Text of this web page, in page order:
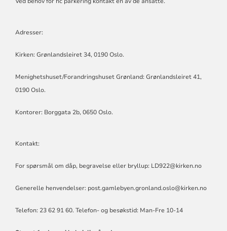
Adresser:
Kirken: Grønlandsleiret 34, 0190 Oslo.
Menighetshuset/Forandringshuset Grønland: Grønlandsleiret 41,
0190 Oslo.
Kontorer: Borggata 2b, 0650 Oslo.
Kontakt:
For spørsmål om dåp, begravelse eller bryllup: LD922@kirken.no
Generelle henvendelser: post.gamlebyen.gronland.oslo@kirken.no
Telefon: 23 62 91 60. Telefon- og besøkstid: Man-Fre 10-14